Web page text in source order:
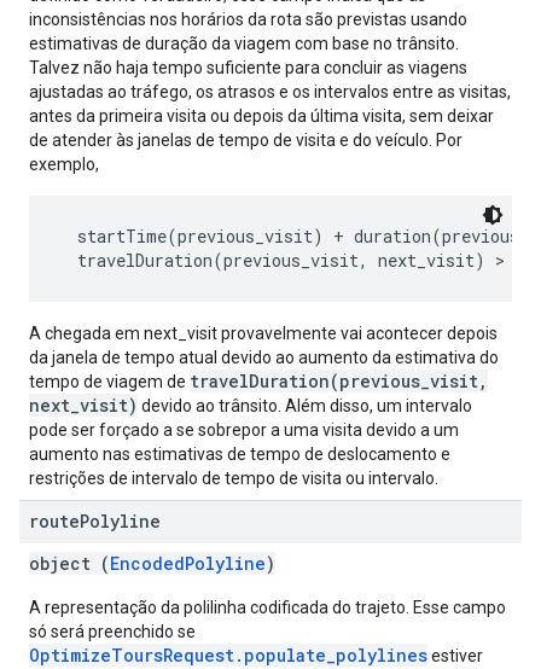
inconsistências nos horários da rota são previstas usando
estimativas de duração da viagem com base no trânsito.
Talvez não haja tempo suficiente para concluir as viagens
ajustadas ao tráfego, os atrasos e os intervalos entre as visitas,
antes da primeira visita ou depois da última visita, sem deixar
de atender às janelas de tempo de visita e do veículo. Por
exemplo,
startTime(previous_visit) +
A chegada em next_visit provavelmente vai acontecer depois
da janela de tempo atual devido ao aumento da estimativa do
tempo de viagem de travelDuration(previous_visit,
next_visit) devido ao trânsito. Além disso, um intervalo
pode ser forçado a se sobrepor a uma visita devido a um
aumento nas estimativas de tempo de deslocamento e
restrições de intervalo de tempo de visita ou intervalo.
routePolyline
object (EncodedPolyline)
A representação da polilinha codificada do trajeto. Esse campo
só será preenchido se
OptimizeToursRequest.populate_polylinesestiver